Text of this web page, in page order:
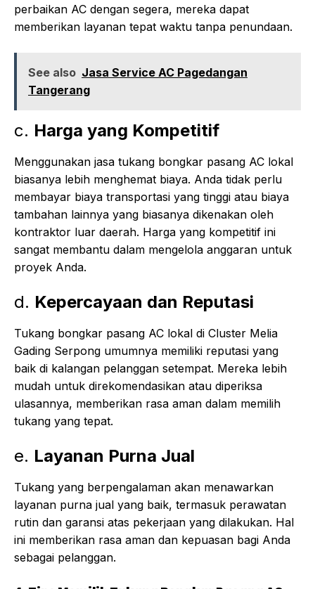
perbaikan AC dengan segera, mereka dapat
memberikan layanan tepat waktu tanpa penundaan.
See also Jasa Service AC Pagedangan
Tangerang
c. Harga yang Kompetitif
Menggunakan jasa tukang bongkar pasang AC lokal
biasanya lebih menghemat biaya. Anda tidak perlu
membayar biaya transportasi yang tinggi atau biaya
tambahan lainnya yang biasanya dikenakan oleh
kontraktor luar daerah. Harga yang kompetitif ini
sangat membantu dalam mengelola anggaran untuk
proyek Anda.
d. Kepercayaan dan Reputasi
Tukang bongkar pasang AC lokal di Cluster Melia
Gading Serpong umumnya memiliki reputasi yang
baik di kalangan pelanggan setempat. Mereka lebih
mudah untuk direkomendasikan atau diperiksa
ulasannya, memberikan rasa aman dalam memilih
tukang yang tepat.
e. Layanan Purna Jual
Tukang yang berpengalaman akan menawarkan
layanan purna jual yang baik, termasuk perawatan
rutin dan garansi atas pekerjaan yang dilakukan. Hal
ini memberikan rasa aman dan kepuasan bagi Anda
sebagai pelanggan.